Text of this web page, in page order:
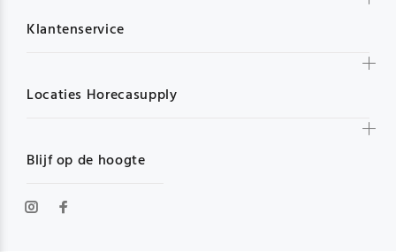
Blijf op de hoogte
Klantenservice
Locaties Horecasupply